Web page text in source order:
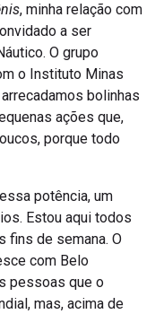
, minha relação com
a ser
O grupo
o Instituto Minas
bolinhas
ações que,
porque todo
potência, um
Estou aqui todos
fins de semana. O
com Belo
pessoas que o
mas, acima de